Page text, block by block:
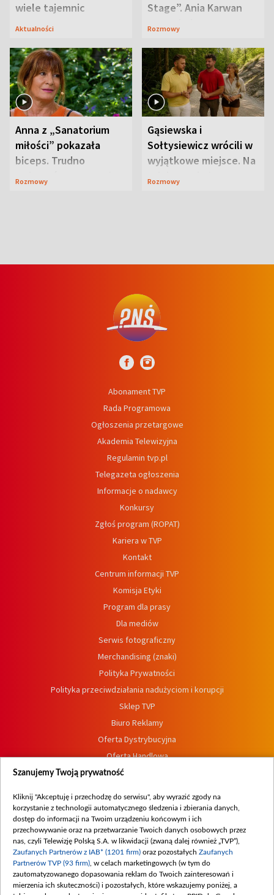
wiele tajemnic
Aktualności
Stage”. Ania Karwan
zapowiada
Rozmowy
Anna z „Sanatorium
miłości” pokazała
biceps. Trudno
uwierzyć, co przeszła
Rozmowy
Gąsiewska i
Sołtysiewicz wrócili w
wyjątkowe miejsce. Na
szlaku czekał
Rozmowy
Abonament TVP
Rada Programowa
Ogłoszenia przetargowe
Akademia Telewizyjna
Regulamin tvp.pl
Telegazeta ogłoszenia
Informacje o nadawcy
Konkursy
Zgłoś program (ROPAT)
Kariera w TVP
Kontakt
Centrum informacji TVP
Komisja Etyki
Program dla prasy
Dla mediów
Serwis fotograficzny
Merchandising (znaki)
Polityka Prywatności
Polityka przeciwdziałania nadużyciom i korupcji
Sklep TVP
Biuro Reklamy
Oferta Dystrybucyjna
Oferta Handlowa
Dostępność
Procedura zgłoszeń wewnętrznych
Szanujemy Twoją prywatność
Kliknij "Akceptuję i przechodzę do serwisu", aby wyrazić zgody na
korzystanie z technologii automatycznego śledzenia i zbierania danych,
dostęp do informacji na Twoim urządzeniu końcowym i ich
przechowywanie oraz na przetwarzanie Twoich danych osobowych przez
nas, czyli Telewizję Polską S.A. w likwidacji (zwaną dalej również „TVP”),
Zaufanych Partnerów z IAB* (1201 firm) oraz pozostałych Zaufanych
Partnerów TVP (93 firm) , w celach marketingowych (w tym do
zautomatyzowanego dopasowania reklam do Twoich zainteresowań i
mierzenia ich skuteczności) i pozostałych, które wskazujemy poniżej, a